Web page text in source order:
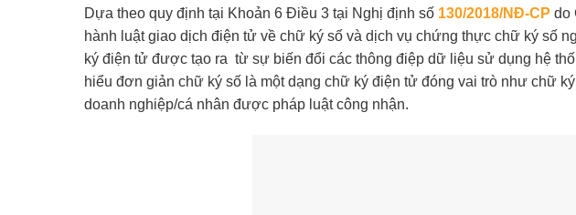
Dựa theo quy định tại Khoản 6 Điều 3 tại Nghị định số 130/2018/NĐ-CP do
hành luật giao dịch điện tử về chữ ký số và dịch vụ chứng thực chữ ký số
ký điện tử được tạo ra từ sự biến đổi các thông điệp dữ liệu sử dụng hệ
hiểu đơn giản chữ ký số là một dạng chữ ký điện tử đóng vai trò như chữ
doanh nghiệp/cá nhân được pháp luật công nhận.